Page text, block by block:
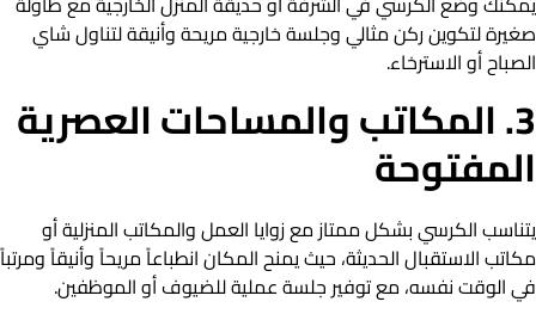
صغيرة لتكوين ركن مثالي وجلسة خارجية مريحة وأنيقة لتناول شاي
الصباح أو الاسترخاء.
3. المكاتب والمساحات العصرية
المفتوحة
يتناسب الكرسي بشكل ممتاز مع زوايا العمل والمكاتب المنزلية أو
مكاتب الاستقبال الحديثة، حيث يمنح المكان انطباعاً مريحاً وأنيقاً ومرتباً
في الوقت نفسه، مع توفير جلسة عملية للضيوف أو الموظفين.